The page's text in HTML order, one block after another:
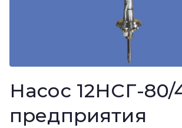
Насос 12НСГ-80/
предприятия